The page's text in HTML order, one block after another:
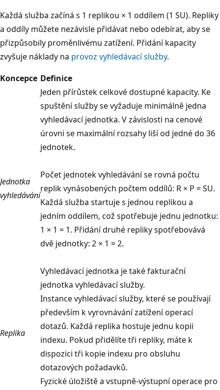
Každá služba začíná s 1 replikou × 1 oddílem (1 SU). Repliky
a oddíly můžete nezávisle přidávat nebo odebírat, aby se
přizpůsobily proměnlivému zatížení. Přidání kapacity
zvyšuje náklady na provoz vyhledávací služby.
Koncepce Definice
Jednotka
vyhledávání
Jeden přírůstek celkové dostupné kapacity. Ke
spuštění služby se vyžaduje minimálně jedna
vyhledávací jednotka. V závislosti na cenové
úrovni se maximální rozsahy liší od jedné do 36
jednotek.
Počet jednotek vyhledávání se rovná počtu
replik vynásobených počtem oddílů: R × P = SU.
Každá služba startuje s jednou replikou a
jedním oddílem, což spotřebuje jednu jednotku:
1 × 1 = 1. Přidání druhé repliky spotřebovává
dvě jednotky: 2 × 1 = 2.
Vyhledávací jednotka je také fakturační
jednotka vyhledávací služby.
Replika
Instance vyhledávací služby, které se používají
především k vyrovnávání zatížení operací
dotazů. Každá replika hostuje jednu kopii
indexu. Pokud přidělíte tři repliky, máte k
dispozici tři kopie indexu pro obsluhu
dotazových požadavků.
Fyzické úložiště a vstupně-výstupní operace pro